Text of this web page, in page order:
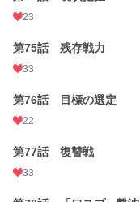
23
第75話 残存戦力
33
第76話 目標の選定
22
第77話 復讐戦
33